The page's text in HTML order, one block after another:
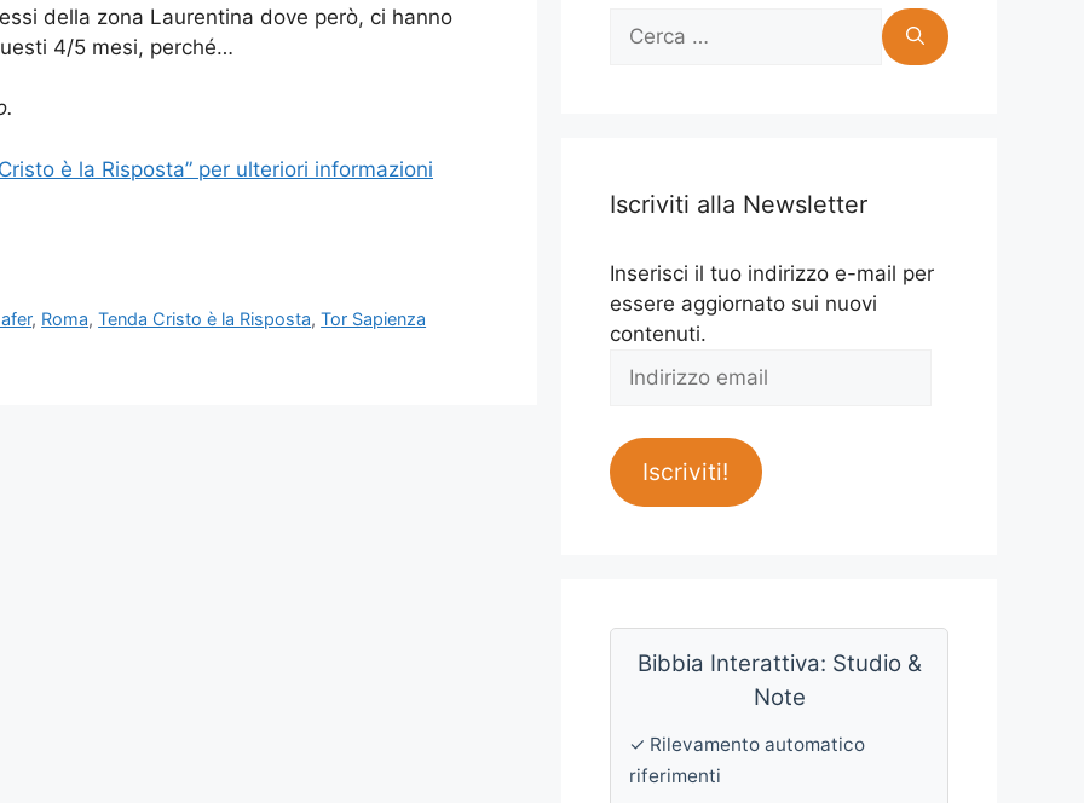
della zona Laurentina dove però, ci hanno
4/5 mesi, perché…
è la Risposta” per ulteriori informazioni
, Roma,Tenda Cristo è la Risposta,Tor Sapienza
Ricerca
Iscriviti alla Newsletter
Inserisci il tuo indirizzo e-mail per
essere aggiornato sui nuovi
contenuti.
Indirizzo
Iscriviti!
Bibbia Interattiva: Studio &
Note
✓ Rilevamento automatico
riferimenti